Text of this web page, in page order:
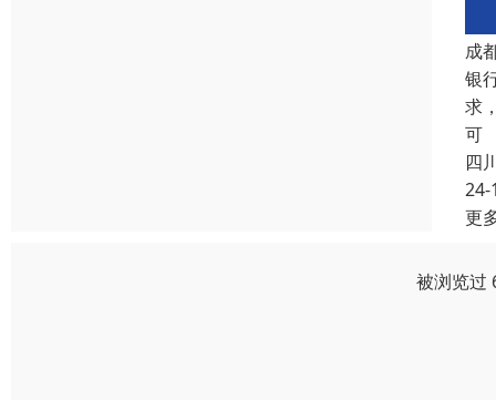
成
银
求
可
四
24-
更
被浏览过